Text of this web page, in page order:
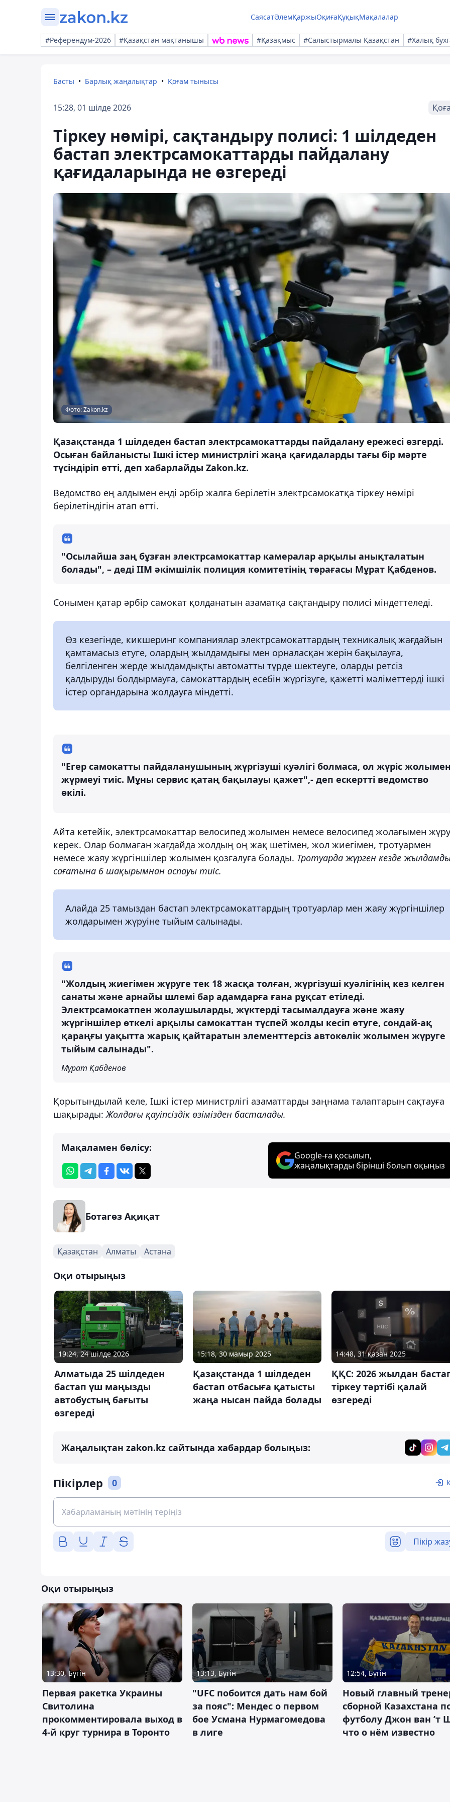
СаясатӘлемҚаржыОқиғаҚұқықМақалалар
#Референдум-2026 #Қазақстан мақтанышы #Қазақмыс #Салыстырмалы Қазақстан #Халық
Басты Барлық жаңалықтар Қоғам тынысы
15:28, 01 шілде 2026
Тіркеу нөмірі, сақтандыру полисі: 1 шілдеден
бастап электрсамокаттарды пайдалану
қағидаларында не өзгереді
Фото: Zakon.kz
Қазақстанда 1 шілдеден бастап электрсамокаттарды пайдалану ережесі өзгерді.
Осыған байланысты Ішкі істер министрлігі жаңа қағидаларды тағы бір мәрте
түсіндіріп өтті, деп хабарлайды Zakon.kz.
Ведомство ең алдымен енді әрбір жалға берілетін электрсамокатқа тіркеу нөмірі
берілетіндігін атап өтті.
"Осылайша заң бұзған электрсамокаттар камералар арқылы анықталатын
болады", – деді ІІМ әкімшілік полиция комитетінің төрағасы Мұрат Қабденов.
Сонымен қатар әрбір самокат қолданатын азаматқа сақтандыру полисі міндеттеледі.
Өз кезегінде, кикшеринг компаниялар электрсамокаттардың техникалық жағдайын
қамтамасыз етуге, олардың жылдамдығы мен орналасқан жерін бақылауға,
белгіленген жерде жылдамдықты автоматты түрде шектеуге, оларды ретсіз
қалдыруды болдырмауға, самокаттардың есебін жүргізуге, қажетті мәліметтерді ішкі
істер органдарына жолдауға міндетті.
"Егер самокатты пайдаланушының жүргізуші куәлігі болмаса, ол жүріс жолымен
жүрмеуі тиіс. Мұны сервис қатаң бақылауы қажет",- деп ескертті ведомство
өкілі.
Айта кетейік, электрсамокаттар велосипед жолымен немесе велосипед жолағымен
керек. Олар болмаған жағдайда жолдың оң жақ шетімен, жол жиегімен, тротуармен
немесе жаяу жүргіншілер жолымен қозғалуға болады. Тротуарда жүрген кезде
сағатына 6 шақырымнан аспауы тиіс.
Алайда 25 тамыздан бастап электрсамокаттардың тротуарлар мен жаяу жүргіншілер
жолдарымен жүруіне тыйым салынады.
"Жолдың жиегімен жүруге тек 18 жасқа толған, жүргізуші куәлігінің кез келген
санаты және арнайы шлемі бар адамдарға ғана рұқсат етіледі.
Электрсамокатпен жолаушыларды, жүктерді тасымалдауға және жаяу
жүргіншілер өткелі арқылы самокаттан түспей жолды кесіп өтуге, сондай-ақ
қараңғы уақытта жарық қайтаратын элементтерсіз автокөлік жолымен жүруге
тыйым салынады".
Мұрат Қабденов
Қорытындылай келе, Ішкі істер министрлігі азаматтарды заңнама талаптарын сақтауға
шақырады: Жолдағы қауіпсіздік өзімізден басталады.
Мақаламен бөлісу:
Google-ға қосылып,
жаңалықтарды бірінші болып оқыңыз
Ботагөз Ақиқат
Қазақстан Алматы Астана
Оқи отырыңыз
19:24, 24 шілде 2026
Алматыда 25 шілдеден
бастап үш маңызды
автобустың бағыты
өзгереді
15:18, 30 мамыр 2025
Қазақстанда 1 шілдеден
бастап отбасыға қатысты
жаңа нысан пайда болады
14:48, 31 қазан 2025
ҚҚС: 2026 жылдан
тіркеу тәртібі қалай
өзгереді
Жаңалықтан zakon.kz сайтында хабардар болыңыз:
Пікірлер 0
Пікір
Оқи отырыңыз
13:30, Бүгін
Первая ракетка Украины
Свитолина
прокомментировала выход в
4-й круг турнира в Торонто
13:13, Бүгін
"UFC побоится дать нам бой
за пояс": Мендес о первом
бое Усмана Нурмагомедова
в лиге
12:54, Бүгін
Новый главный
сборной Казахстана
футболу Джон ван ’т
что о нём известно